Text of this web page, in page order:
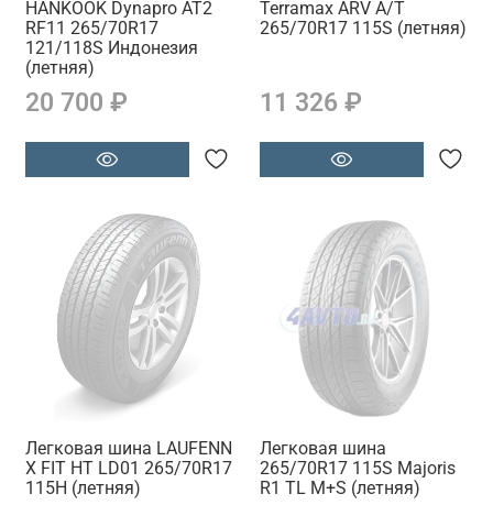
HANKOOK Dynapro AT2
RF11 265/70R17
121/118S Индонезия
(летняя)
20 700 ₽
Terramax ARV A/T
265/70R17 115S (летняя)
11 326 ₽
Легковая шина LAUFENN
X FIT HT LD01 265/70R17
115H (летняя)
Легковая шина
265/70R17 115S Majoris
R1 TL M+S (летняя)